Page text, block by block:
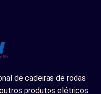
de cadeiras de rodas
produtos elétricos.